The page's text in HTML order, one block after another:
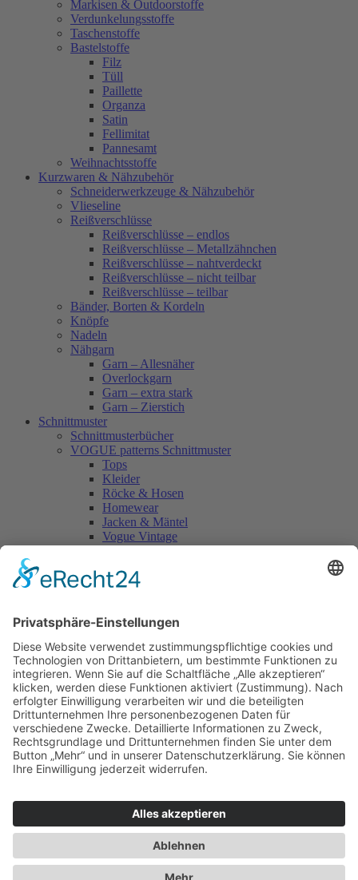
Markisen & Outdoorstoffe
Verdunkelungsstoffe
Taschenstoffe
Bastelstoffe
Filz
Tüll
Paillette
Organza
Satin
Fellimitat
Pannesamt
Weihnachtsstoffe
Kurzwaren & Nähzubehör
Schneiderwerkzeuge & Nähzubehör
Vlieseline
Reißverschlüsse
Reißverschlüsse – endlos
Reißverschlüsse – Metallzähnchen
Reißverschlüsse – nahtverdeckt
Reißverschlüsse – nicht teilbar
Reißverschlüsse – teilbar
Bänder, Borten & Kordeln
Knöpfe
Nadeln
Nähgarn
Garn – Allesnäher
Overlockgarn
Garn – extra stark
Garn – Zierstich
Schnittmuster
Schnittmusterbücher
VOGUE patterns Schnittmuster
Tops
Kleider
Röcke & Hosen
Homewear
Jacken & Mäntel
Vogue Vintage
Accessoires
Kleider
Homewear
Jacken & Mäntel
Curvy
Herren
Kids
Burda Fantasy
Accessoires & Deko
NEU im Shop
SALE
Suchen
Bitte mindestens 5 Buschstaben oder Zahlen eingeben!
Vertrag widerrufen